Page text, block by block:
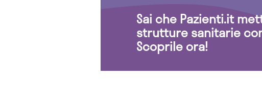
Sai che Pazienti.it
strutture sanitarie
Scoprile ora!